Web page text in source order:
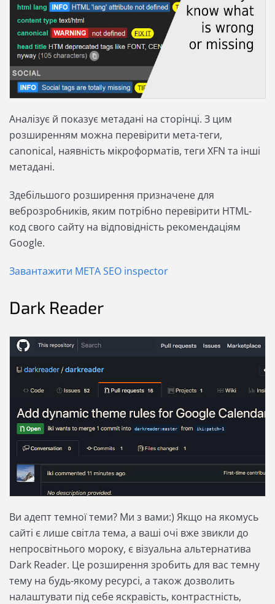
Аналізує й показує метадані на сторінці. З цим
розширенням можна перевірити мета-теги,
canonical, наявність мікроформатів, теги XFN та інші
метадані.
Здебільшого розширення призначене для
веброзробників, яким потрібно перевірити HTML-
код свого сайту на відповідність рекомендаціям
Google.
Завантажити META SEO inspector
Dark Reader
Ви адепт темної теми? Ми з вами:) Якщо на якомусь
сайті є лише світла тема, а ваші очі вже звикли до
непросвітнього мороку, є візуальна альтернатива
Dark Reader. Це розширення зробить для вас темну
тему на будь-якому ресурсі, а також дозволить
налаштувати під себе яскравість, контрастність,